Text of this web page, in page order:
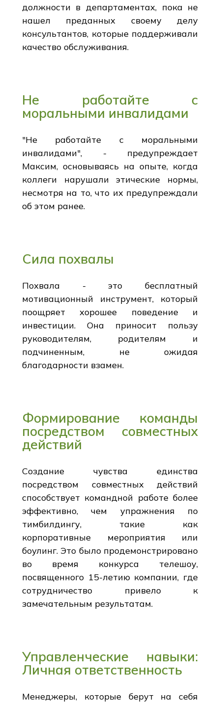
должности в департаментах, пока не
нашел преданных своему делу
консультантов, которые поддерживали
качество обслуживания.
Не работайте с
моральными инвалидами
"Не работайте с моральными
инвалидами", - предупреждает
Максим, основываясь на опыте, когда
коллеги нарушали этические нормы,
несмотря на то, что их предупреждали
об этом ранее.
Сила похвалы
Похвала - это бесплатный
мотивационный инструмент, который
поощряет хорошее поведение и
инвестиции. Она приносит пользу
руководителям, родителям и
подчиненным, не ожидая
благодарности взамен.
Формирование команды
посредством совместных
действий
Создание чувства единства
посредством совместных действий
способствует командной работе более
эффективно, чем упражнения по
тимбилдингу, такие как
корпоративные мероприятия или
боулинг. Это было продемонстрировано
во время конкурса телешоу,
посвященного 15-летию компании, где
сотрудничество привело к
замечательным результатам.
Управленческие навыки:
Личная ответственность
Менеджеры, которые берут на себя